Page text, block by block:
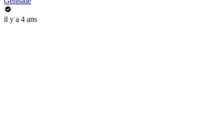
il y a 4 ans